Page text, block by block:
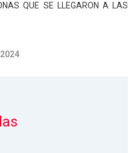
QUE SE LLEGARON A LAS